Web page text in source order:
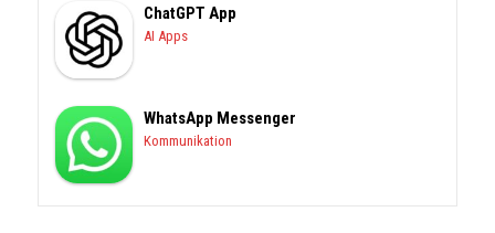
ChatGPT App
AI Apps
WhatsApp Messenger
Kommunikation